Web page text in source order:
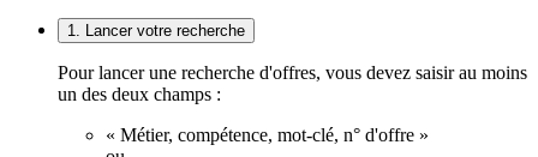
1. Lancer votre recherche
Pour lancer une recherche d'offres, vous devez saisir au moins
un des deux champs :
« Métier, compétence, mot-clé, n° d'offre »